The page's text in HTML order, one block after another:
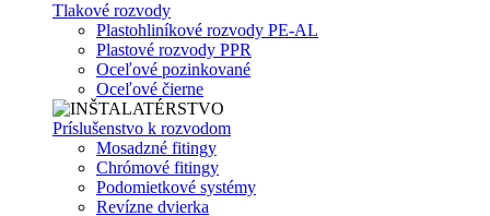
Tlakové rozvody
Plastohliníkové rozvody PE-AL
Plastové rozvody PPR
Oceľové pozinkované
Oceľové čierne
Príslušenstvo k rozvodom
Mosadzné fitingy
Chrómové fitingy
Podomietkové systémy
Revízne dvierka